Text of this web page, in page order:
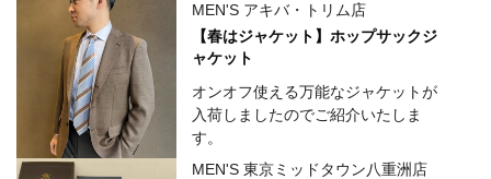
MEN'S アキバ・トリム店
【春はジャケット】ホップサックジ
ャケット
オンオフ使える万能なジャケットが
入荷しましたのでご紹介いたしま
す。
MEN'S 東京ミッドタウン八重洲店